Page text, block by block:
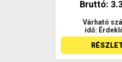
Bruttó:
Várható
idő: